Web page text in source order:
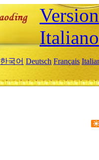
Italiano
한국어 Deutsch Français